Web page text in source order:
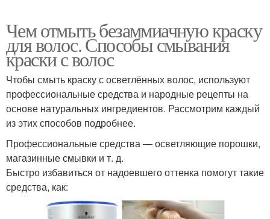
Чем отмыть безаммиачную краску
для волос. Способы смывания
краски с волос
Чтобы смыть краску с осветлённых волос, используют
профессиональные средства и народные рецепты на
основе натуральных ингредиентов. Рассмотрим каждый
из этих способов подробнее.
Профессиональные средства — осветляющие порошки,
магазинные смывки и т. д.
Быстро избавиться от надоевшего оттенка помогут такие
средства, как: